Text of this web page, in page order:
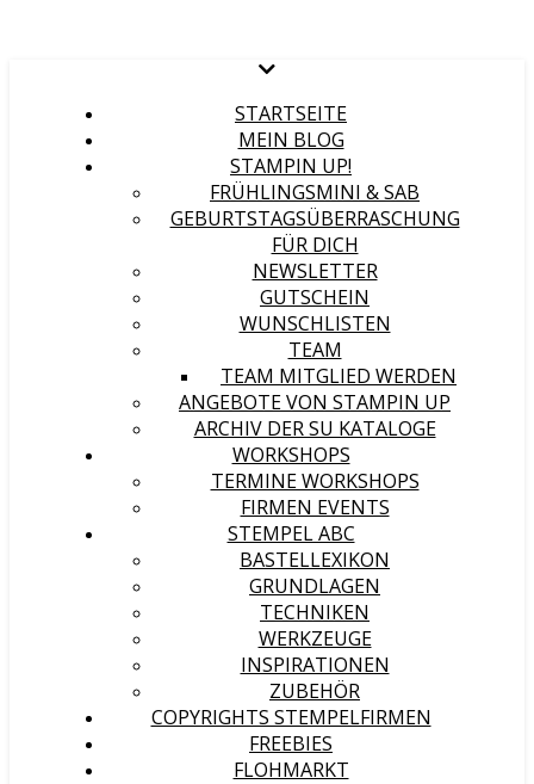
STARTSEITE
MEIN BLOG
STAMPIN UP!
FRÜHLINGSMINI & SAB
GEBURTSTAGSÜBERRASCHUNG
FÜR DICH
NEWSLETTER
GUTSCHEIN
WUNSCHLISTEN
TEAM
TEAM MITGLIED WERDEN
ANGEBOTE VON STAMPIN UP
ARCHIV DER SU KATALOGE
WORKSHOPS
TERMINE WORKSHOPS
FIRMEN EVENTS
STEMPEL ABC
BASTELLEXIKON
GRUNDLAGEN
TECHNIKEN
WERKZEUGE
INSPIRATIONEN
ZUBEHÖR
COPYRIGHTS STEMPELFIRMEN
FREEBIES
FLOHMARKT